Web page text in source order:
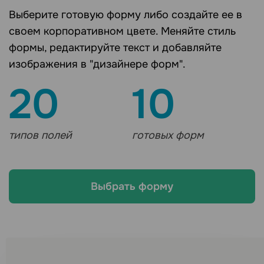
Выберите готовую форму либо создайте ее в
своем корпоративном цвете. Меняйте стиль
формы, редактируйте текст и добавляйте
изображения в "дизайнере форм".
20
типов полей
10
готовых форм
Выбрать форму